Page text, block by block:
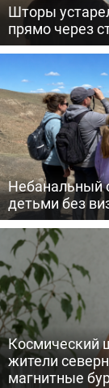
Шторы
прямо через
Небанальный
детьми без
Космический
жители
магнитные